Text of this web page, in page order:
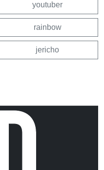
youtuber
rainbow
jericho